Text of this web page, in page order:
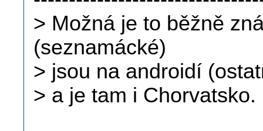
> Možná je to běžně
(seznamácké)
> jsou na androidí
> a je tam i Chorvatsko.